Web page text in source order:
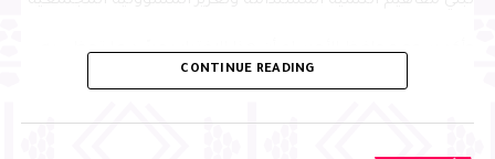
وأكد سمو محافظ الأحساء أن هذا الاختيار يجسّد ما تحظى به
المحافظة من تقدير إقليمي نظير جهودها في تطبيق معايير
تنمويًا مستدامًا، مشيرًا إلى أن ذلك يعكس الدور الريادي
CONTINUE READING